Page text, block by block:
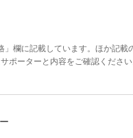
」欄に記載しています。ほか記
ポーターと内容をご確認ください